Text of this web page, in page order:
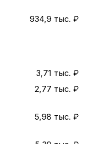
934,9 тыс. ₽
3,71 тыс. ₽
2,77 тыс. ₽
5,98 тыс. ₽